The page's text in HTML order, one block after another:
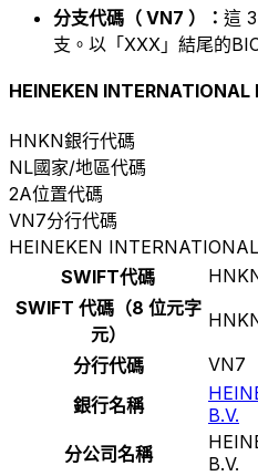
分支代碼（ VN7 ）： 這
支。以「XXX」結尾的
HEINEKEN INTERNATIONAL
HNKN銀行代碼
NL國家/地區代碼
2A位置代碼
VN7分行代碼
HEINEKEN
SWIFT代碼
SWIFT 代碼（8 位元字
元）
分行代碼
VN7
銀行名稱
B.V.
分公司名稱
B.V.